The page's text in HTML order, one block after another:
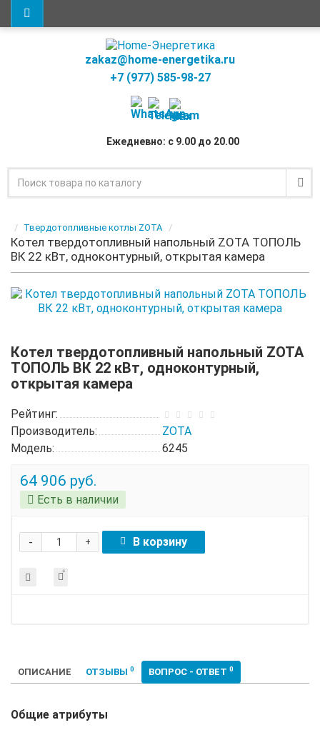
zakaz@home-energetika.ru
+7 (977) 585-98-27
Ежедневно: с 9.00 до 20.00
Твердотопливные котлы ZOTA
Котел твердотопливный напольный ZOTA ТОПОЛЬ
ВК 22 кВт, одноконтурный, открытая камера
Котел твердотопливный напольный ZOTA
ТОПОЛЬ ВК 22 кВт, одноконтурный,
открытая камера
Рейтинг:
Производитель:
ZOTA
Модель:
6245
64 906 руб.
Есть в наличии
+
- В корзину
ОПИСАНИЕ ОТЗЫВЫ 0 ВОПРОС - ОТВЕТ 0
Общие атрибуты